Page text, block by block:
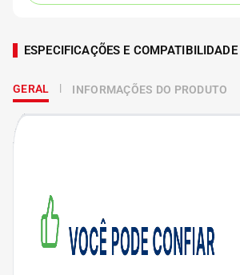
ESPECIFICAÇÕES E COMPATIBILIDADE
GERAL INFORMAÇÕES DO PRODUTO